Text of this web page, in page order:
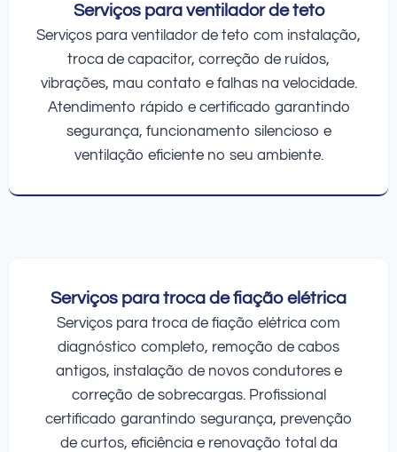
Serviços para ventilador de teto
Serviços para ventilador de teto com instalação,
troca de capacitor, correção de ruídos,
vibrações, mau contato e falhas na velocidade.
Atendimento rápido e certificado garantindo
segurança, funcionamento silencioso e
ventilação eficiente no seu ambiente.
Serviços para troca de fiação elétrica
Serviços para troca de fiação elétrica com
diagnóstico completo, remoção de cabos
antigos, instalação de novos condutores e
correção de sobrecargas. Profissional
certificado garantindo segurança, prevenção
de curtos, eficiência e renovação total da